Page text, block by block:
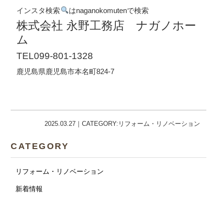
インスタ検索
はnaganokomutenで検索
株式会社 永野工務店 ナガノホー
ム
TEL099-801-1328
鹿児島県鹿児島市本名町824-7
2025.03.27｜CATEGORY:リフォーム・リノベーション
CATEGORY
リフォーム・リノベーション
新着情報